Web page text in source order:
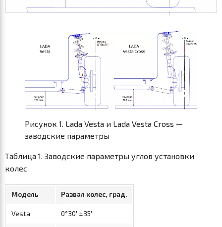
Рисунок 1. Lada Vesta и Lada Vesta Cross —
заводские параметры
Таблица 1. Заводские параметры углов установки
колес
Модель Развал колес, град.
Vesta 0°30' ±35'